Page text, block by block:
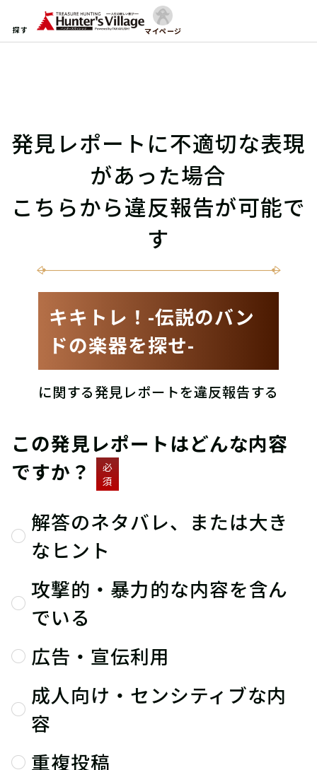
探す マイページ
発見レポートに不適切な表現
があった場合
こちらから違反報告が可能で
す
キキトレ！-伝説のバン
ドの楽器を探せ-
に関する発見レポートを違反報告する
この発見レポートはどんな内容
ですか？
必
須
解答のネタバレ、または大き
なヒント
攻撃的・暴力的な内容を含ん
でいる
広告・宣伝利用
成人向け・センシティブな内
容
重複投稿